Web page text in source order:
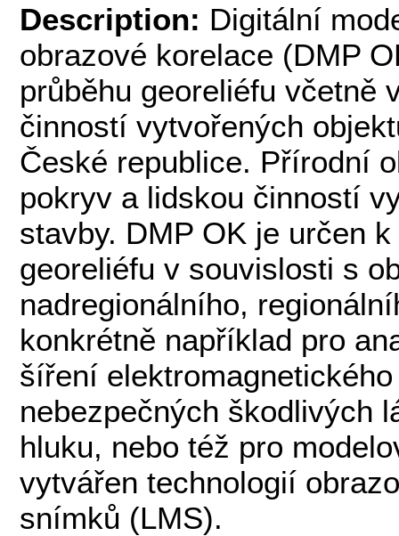
Description: Digitální
obrazové korelace (DMP
průběhu georeliéfu včetně
činností vytvořených
České republice. Přírodní
pokryv a lidskou činností
stavby. DMP OK je určen
georeliéfu v souvislosti s
nadregionálního,
konkrétně například pro
šíření
nebezpečných škodlivých
hluku, nebo též pro
vytvářen technologií
snímků (LMS).